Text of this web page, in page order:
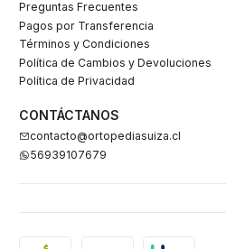
Preguntas Frecuentes
Pagos por Transferencia
Términos y Condiciones
Política de Cambios y Devoluciones
Política de Privacidad
CONTÁCTANOS
contacto@ortopediasuiza.cl
56939107679